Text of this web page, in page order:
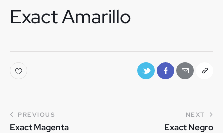
Exact Amarillo
PREVIOUS
Exact Magenta
NEXT
Exact Negro